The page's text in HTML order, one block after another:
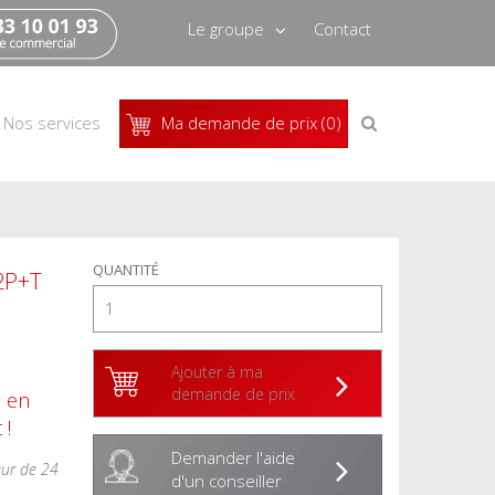
Nos services Ma demande de prix (0) Recherche
de
Le groupe
Qui sommes-nous
Recrutement
Contact
en
de 24
QUANTITÉ
Ajouter à ma
demande de prix
Demander l'aide
d'un conseiller